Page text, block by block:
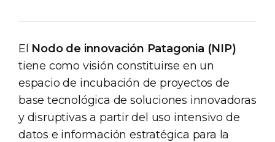
El Nodo de innovación Patagonia (NIP)
tiene como visión constituirse en un
espacio de incubación de proyectos de
base tecnológica de soluciones innovadoras
y disruptivas a partir del uso intensivo de
datos e información estratégica para la